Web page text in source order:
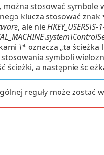
stosować symbole
klucza stosować znak
, ale nie
\*oznacza „ta ścieżka
symboli
ścieżki, a następnie
reguły może zostać